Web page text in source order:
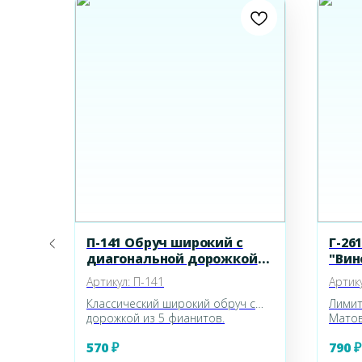
П-141 Обруч широкий с
диагональной дорожкой
из фианитов
Артикул: П-141
Классический широкий обруч с
дорожкой из 5 фианитов.
570₽
Г-
790₽